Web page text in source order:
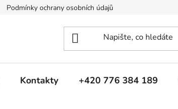
Podmínky ochrany osobních údajů
Kontakty +420 776 384 189